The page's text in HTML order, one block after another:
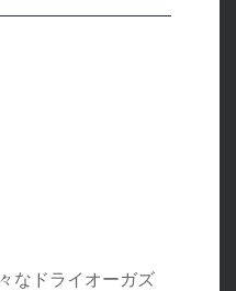
なドライオーガズ